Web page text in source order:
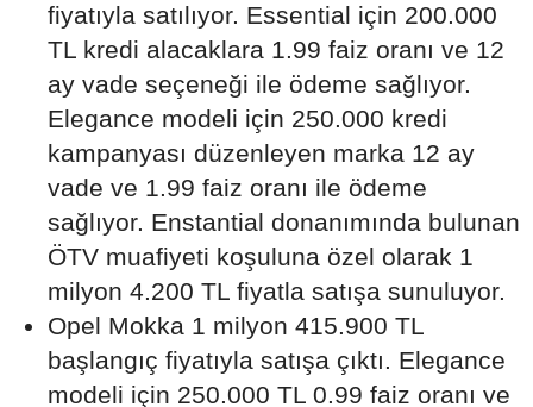
fiyatıyla satılıyor. Essential için 200.000
TL kredi alacaklara 1.99 faiz oranı ve 12
ay vade seçeneği ile ödeme sağlıyor.
Elegance modeli için 250.000 kredi
kampanyası düzenleyen marka 12 ay
vade ve 1.99 faiz oranı ile ödeme
sağlıyor. Enstantial donanımında bulunan
ÖTV muafiyeti koşuluna özel olarak 1
milyon 4.200 TL fiyatla satışa sunuluyor.
Opel Mokka 1 milyon 415.900 TL
başlangıç fiyatıyla satışa çıktı. Elegance
modeli için 250.000 TL 0.99 faiz oranı ve